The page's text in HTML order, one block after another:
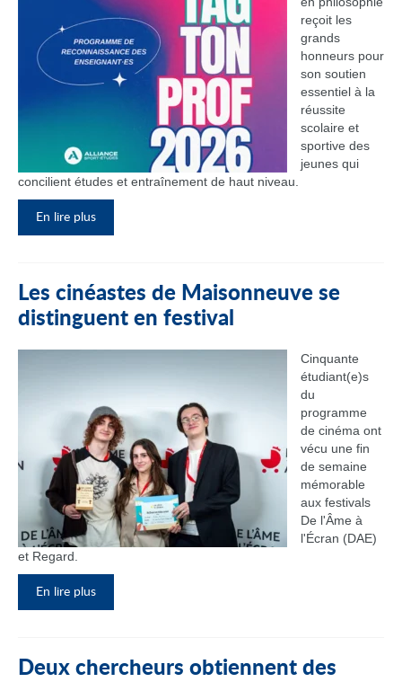
reçoit les
grands
honneurs pour
son soutien
essentiel à la
réussite
scolaire et
sportive des
jeunes qui
concilient études et entraînement de haut niveau.
En lire plus
Les cinéastes de Maisonneuve se
distinguent en festival
Cinquante
étudiant(e)s
du
programme
de cinéma ont
vécu une fin
de semaine
mémorable
aux festivals
De l'Âme à
l'Écran (DAE)
et Regard.
En lire plus
Deux chercheurs obtiennent des